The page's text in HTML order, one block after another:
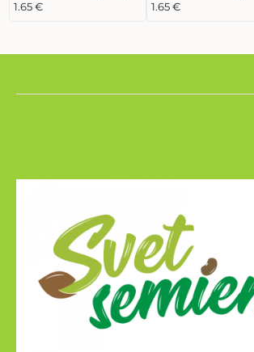
1.65 €
1.65 €